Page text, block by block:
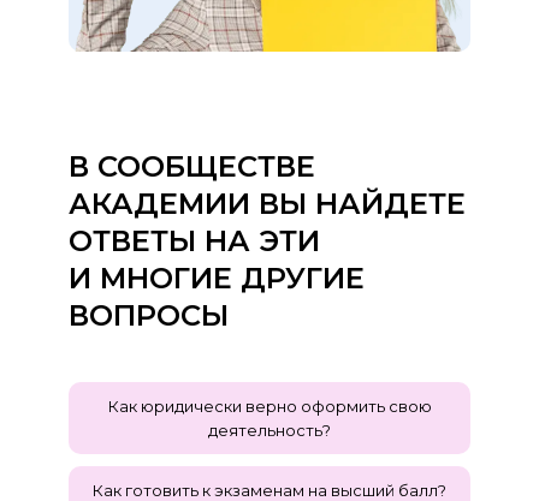
В СООБЩЕСТВЕ
АКАДЕМИИ ВЫ НАЙДЕТЕ
ОТВЕТЫ НА ЭТИ
И МНОГИЕ ДРУГИЕ
ВОПРОСЫ
Как юридически верно оформить свою
деятельность?
Как готовить к экзаменам на высший балл?